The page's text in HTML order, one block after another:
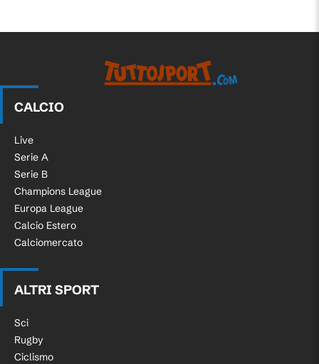
CALCIO
Live
Serie A
Serie B
Champions League
Europa League
Calcio Estero
Calciomercato
ALTRI SPORT
Sci
Rugby
Ciclismo